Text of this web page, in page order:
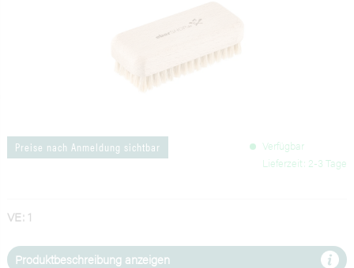
Preise nach Anmeldung sichtbar
Verfügbar
Lieferzeit: 2-3 Tage
VE: 1
Produktbeschreibung anzeigen